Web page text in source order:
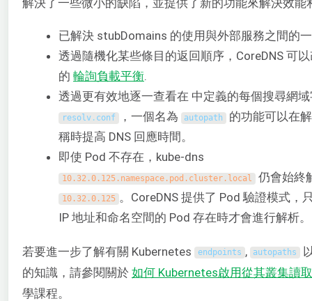
已解決 stubDomains 的使用與外部服務之間的
透過隨機化某些條目的返回順序，CoreDNS 可
的 輪詢負載平衡.
透過更有效地逐一查看在 中定義的每個搜尋網
resolv. conf ，一個名為 autopath
的功能可以在
稱時提高 DNS 回應時間。
即使 Pod 不存在，kube-dns
10.32.0.125.namespace.pod.cluster.local 仍會始終
10.32.0.125 。CoreDNS 提供了 Pod 驗證模式，
IP 地址和命名空間的 Pod 存在時才會進行解析。
若要進一步了解有關 Kubernetes endpoints , autopaths
的知識，請參閱關於 如何 Kubernetes啟用從其叢集讀
學課程。